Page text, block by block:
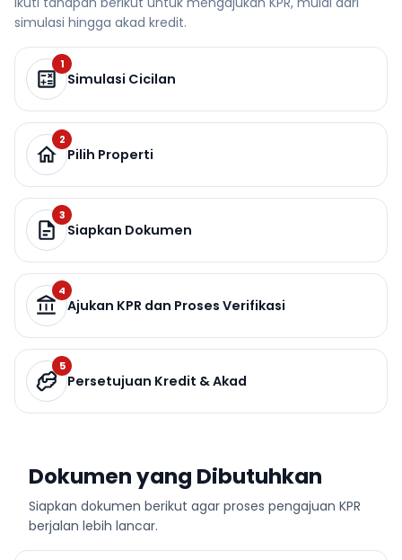
simulasi hingga akad kredit.
1
Simulasi Cicilan
2
Pilih Properti
3
Siapkan Dokumen
4
Ajukan KPR dan Proses Verifikasi
5
Persetujuan Kredit & Akad
Dokumen yang Dibutuhkan
Siapkan dokumen berikut agar proses pengajuan KPR
berjalan lebih lancar.